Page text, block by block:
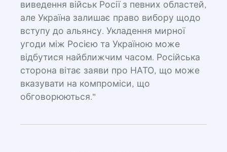
виведення військ Росії з певних областей,
але Україна залишає право вибору щодо
вступу до альянсу. Укладення мирної
угоди між Росією та Україною може
відбутися найближчим часом. Російська
сторона вітає заяви про НАТО, що може
вказувати на компроміси, що
обговорюються."